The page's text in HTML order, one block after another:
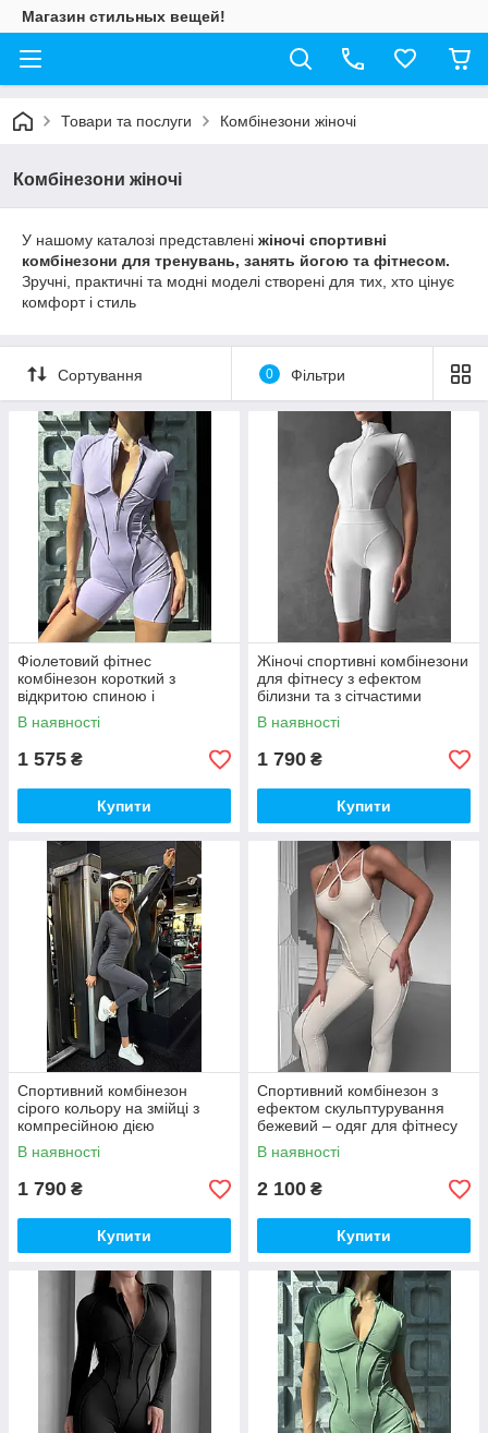
Магазин стильных вещей!
Товари та послуги Комбінезони жіночі
Комбінезони жіночі
У нашому каталозі представлені жіночі спортивні
комбінезони для тренувань, занять йогою та фітнесом.
Зручні, практичні та модні моделі створені для тих, хто цінує
комфорт і стиль
Сортування 0 Фільтри
Фіолетовий фітнес
комбінезон короткий з
відкритою спиною і
моделюючими фігуру швами
В наявності
1 575 ₴
Купити
Жіночі спортивні комбінезони
для фітнесу з ефектом
білизни та з сітчастими
вставками
В наявності
1 790 ₴
Купити
Спортивний комбінезон
сірого кольору на змійці з
компресійною дією
В наявності
1 790 ₴
Купити
Спортивний комбінезон з
ефектом скульптурування
бежевий – одяг для фітнесу
та йоги
В наявності
2 100 ₴
Купити